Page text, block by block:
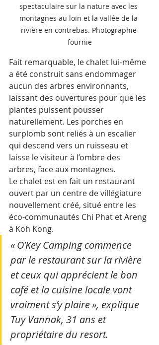
spectaculaire sur la nature avec les
montagnes au loin et la vallée de la
rivière en contrebas. Photographie
fournie
Fait remarquable, le chalet lui-même
a été construit sans endommager
aucun des arbres environnants,
laissant des ouvertures pour que les
plantes puissent pousser
naturellement. Les porches en
surplomb sont reliés à un escalier
qui descend vers un ruisseau et
laisse le visiteur à l’ombre des
arbres, face aux montagnes.
Le chalet est en fait un restaurant
ouvert par un centre de villégiature
nouvellement créé, situé entre les
éco-communautés Chi Phat et Areng
à Koh Kong.
« O’Key Camping commence
par le restaurant sur la rivière
et ceux qui apprécient le bon
café et la cuisine locale vont
vraiment s’y plaire », explique
Tuy Vannak, 31 ans et
propriétaire du resort.